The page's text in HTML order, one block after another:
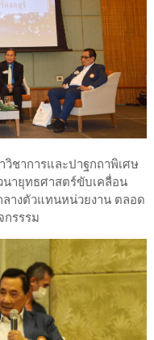
ชาการและปาฐกถาพิเศษ
นายุทธศาสตร์ขับเคลื่อน
ลางตัวแทนหน่วยงาน ตลอด
กรรรม